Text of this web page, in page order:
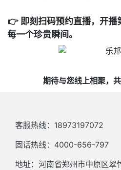
👉 即刻扫码预约直播，开播
每一个珍贵瞬间。
期待与您线上相聚，共
客服热线：18973197072
固话热线：4000-656-797
地址：河南省郑州市中原区翠